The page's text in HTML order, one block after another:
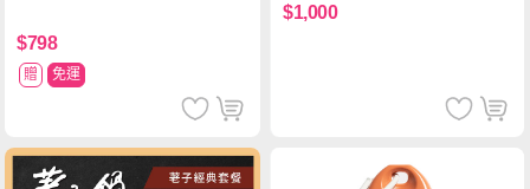
$798
贈 免運
$1,000